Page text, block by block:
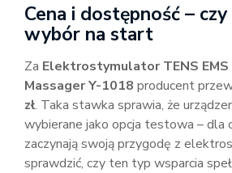
Cena i dostępność –
wybór na start
Za Elektrostymulator TENS
Massager Y-1018 producent
zł. Taka stawka sprawia, że
wybierane jako opcja testowa – dla
zaczynają swoją przygodę z
sprawdzić, czy ten typ wsparcia